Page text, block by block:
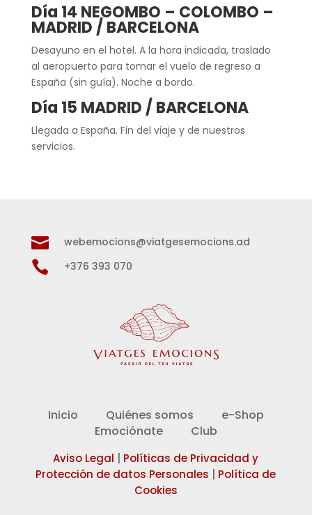
Día 14 NEGOMBO – COLOMBO –
MADRID / BARCELONA
Desayuno en el hotel. A la hora indicada, traslado
al aeropuerto para tomar el vuelo de regreso a
España (sin guía). Noche a bordo.
Día 15 MADRID / BARCELONA
Llegada a España. Fin del viaje y de nuestros
servicios.
 webemocions@viatgesemocions.ad
 +376 393 070
Inicio Quiénes somos
e-Shop
Emociónate
Club
Aviso Legal
Políticas de Privacidad y
Protección de datos Personales
Política de
Cookies